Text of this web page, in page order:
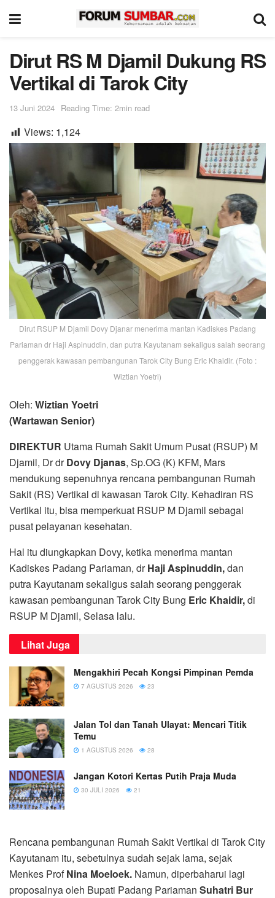
Dirut RS M Djamil Dukung RS
Vertikal di Tarok City
13 Juni 2024 Reading Time: 2min read
Views: 1,124
Dirut RSUP M Djamil Dovy Djanar menerima mantan Kadiskes Padang
Pariaman dr Haji Aspinuddin, dan putra Kayutanam sekaligus salah seorang
penggerak kawasan pembangunan Tarok City Bung Eric Khaidir. (Foto :
Wiztian Yoetri)
Oleh: Wiztian Yoetri
(Wartawan Senior)
DIREKTUR Utama Rumah Sakit Umum Pusat (RSUP) M
Djamil, Dr drDovy Djanas, Sp.OG (K) KFM, Mars
mendukung sepenuhnya rencana pembangunan Rumah
Sakit (RS) Vertikal di kawasan Tarok City. Kehadiran RS
Vertikal itu, bisa memperkuat RSUP M Djamil sebagai
pusat pelayanan kesehatan.
Hal itu diungkapkan Dovy, ketika menerima mantan
Kadiskes Padang Pariaman, drHaji Aspinuddin,dan
putra Kayutanam sekaligus salah seorang penggerak
kawasan pembangunan Tarok City Bung Eric Khaidir,di
RSUP M Djamil, Selasa lalu.
Lihat Juga
Mengakhiri Pecah Kongsi Pimpinan Pemda
7 AGUSTUS 2026 23
Jalan Tol dan Tanah Ulayat: Mencari Titik
Temu
1 AGUSTUS 2026 28
Jangan Kotori Kertas Putih Praja Muda
30 JULI 2026 21
Rencana pembangunan Rumah Sakit Vertikal di Tarok City
Kayutanam itu, sebetulnya sudah sejak lama, sejak
Menkes ProfNina Moeloek. Namun, diperbaharui lagi
proposalnya oleh Bupati Padang Pariaman Suhatri Bur